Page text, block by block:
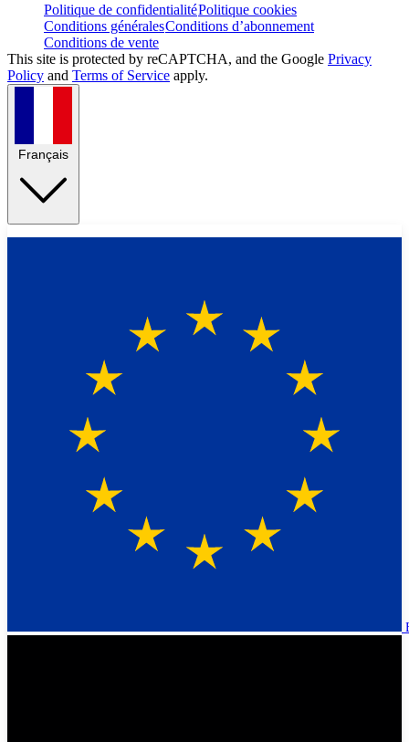
Politique de confidentialitéPolitique cookies
Conditions généralesConditions d’abonnement
Conditions de vente
This site is protected by reCAPTCHA, and the Google Privacy
Policy and Terms of Service apply.
Français